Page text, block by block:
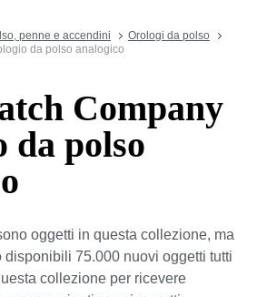
penne e accendini
Orologi da polso
da polso analogico
Company
da polso
oggetti in questa collezione, ma
disponibili 75.000 nuovi oggetti tutti
collezione per ricevere